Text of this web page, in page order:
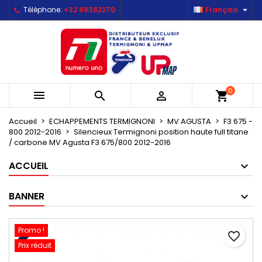
Téléphone: +32 69362270 Français 
   shopping_cart0
Accueil ECHAPPEMENTS TERMIGNONI MV AGUSTA
F3 675 -
800 2012-2016
Silencieux Termignoni position haute full titane
/ carbone MV Agusta F3 675/800 2012-2016
ACCUEIL
BANNER
Promo !
Prix réduit
favorite_border
Mes listes d'envies ×
Créer une nouvelle liste
Créer une liste d'envies ×
Nom de la liste d'envies
Connexion ×
Vous devez être connecté pour ajouter des produits
à votre liste d'envies.
Annuler Connexion